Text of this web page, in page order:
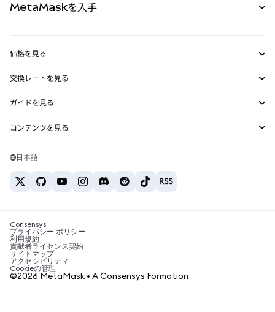
RWA
MetaMask Connect
Snaps
Web3サービス
MetaMaskを入手
セキュリティ
サポート
キャリア
お問い合わせ
価格を見る
イーサリアムの価格
Solanaの価格
Tetherの価格
交換レートを見る
ETH→USD
USDT→INR
BTC→INR
ETH→USDT
ガイドを見る
ETHの購入
USDTの購入
SHIBの購入
BNBの購入
コンテンツを見る
Solanaウォレット
税制関連ニュース
暗号資産の購入方法は？
ビットコインを売るには？
日本語
Consensys
プライバシー ポリシー
利用規約
貢献者ライセンス契約
サイトマップ
アクセシビリティ
Cookieの管理
©2026 MetaMask • A Consensys Formation